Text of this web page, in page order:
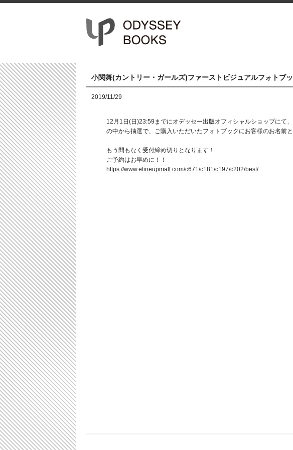
小関舞(カントリー・ガールズ)ファーストビジュアルフォトブ
2019/11/29
12月1日(日)23:59までにオデッセー出版オフィシャルショップにて
の中から抽選で、ご購入いただいたフォトブックにお客様のお名前
もう間もなく受付締め切りとなります！
ご予約はお早めに！！
https://www.elineupmall.com/c671/c181/c197/c202/best/